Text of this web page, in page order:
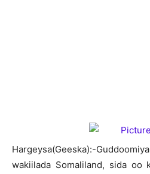
Hargeysa(Geeska):-
wakiilada Somaliland, sida oo